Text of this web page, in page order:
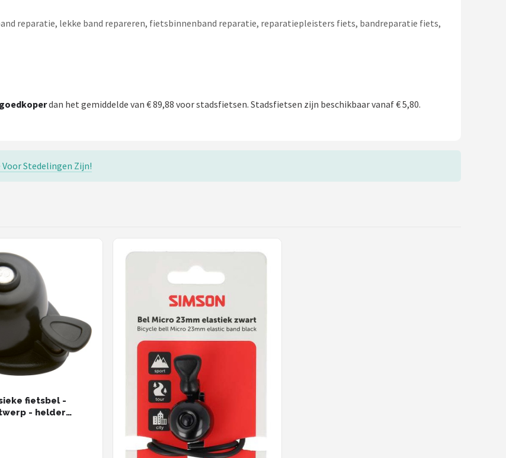
reparatie, lekke band repareren, fietsbinnenband reparatie, reparatiepleisters fiets, bandreparatie fiets,
goedkoperdan het gemiddelde van € 89,88 voor stadsfietsen. Stadsfietsen zijn beschikbaar vanaf € 5,80.
Stedelingen Zijn!
fietsbel -
- helder